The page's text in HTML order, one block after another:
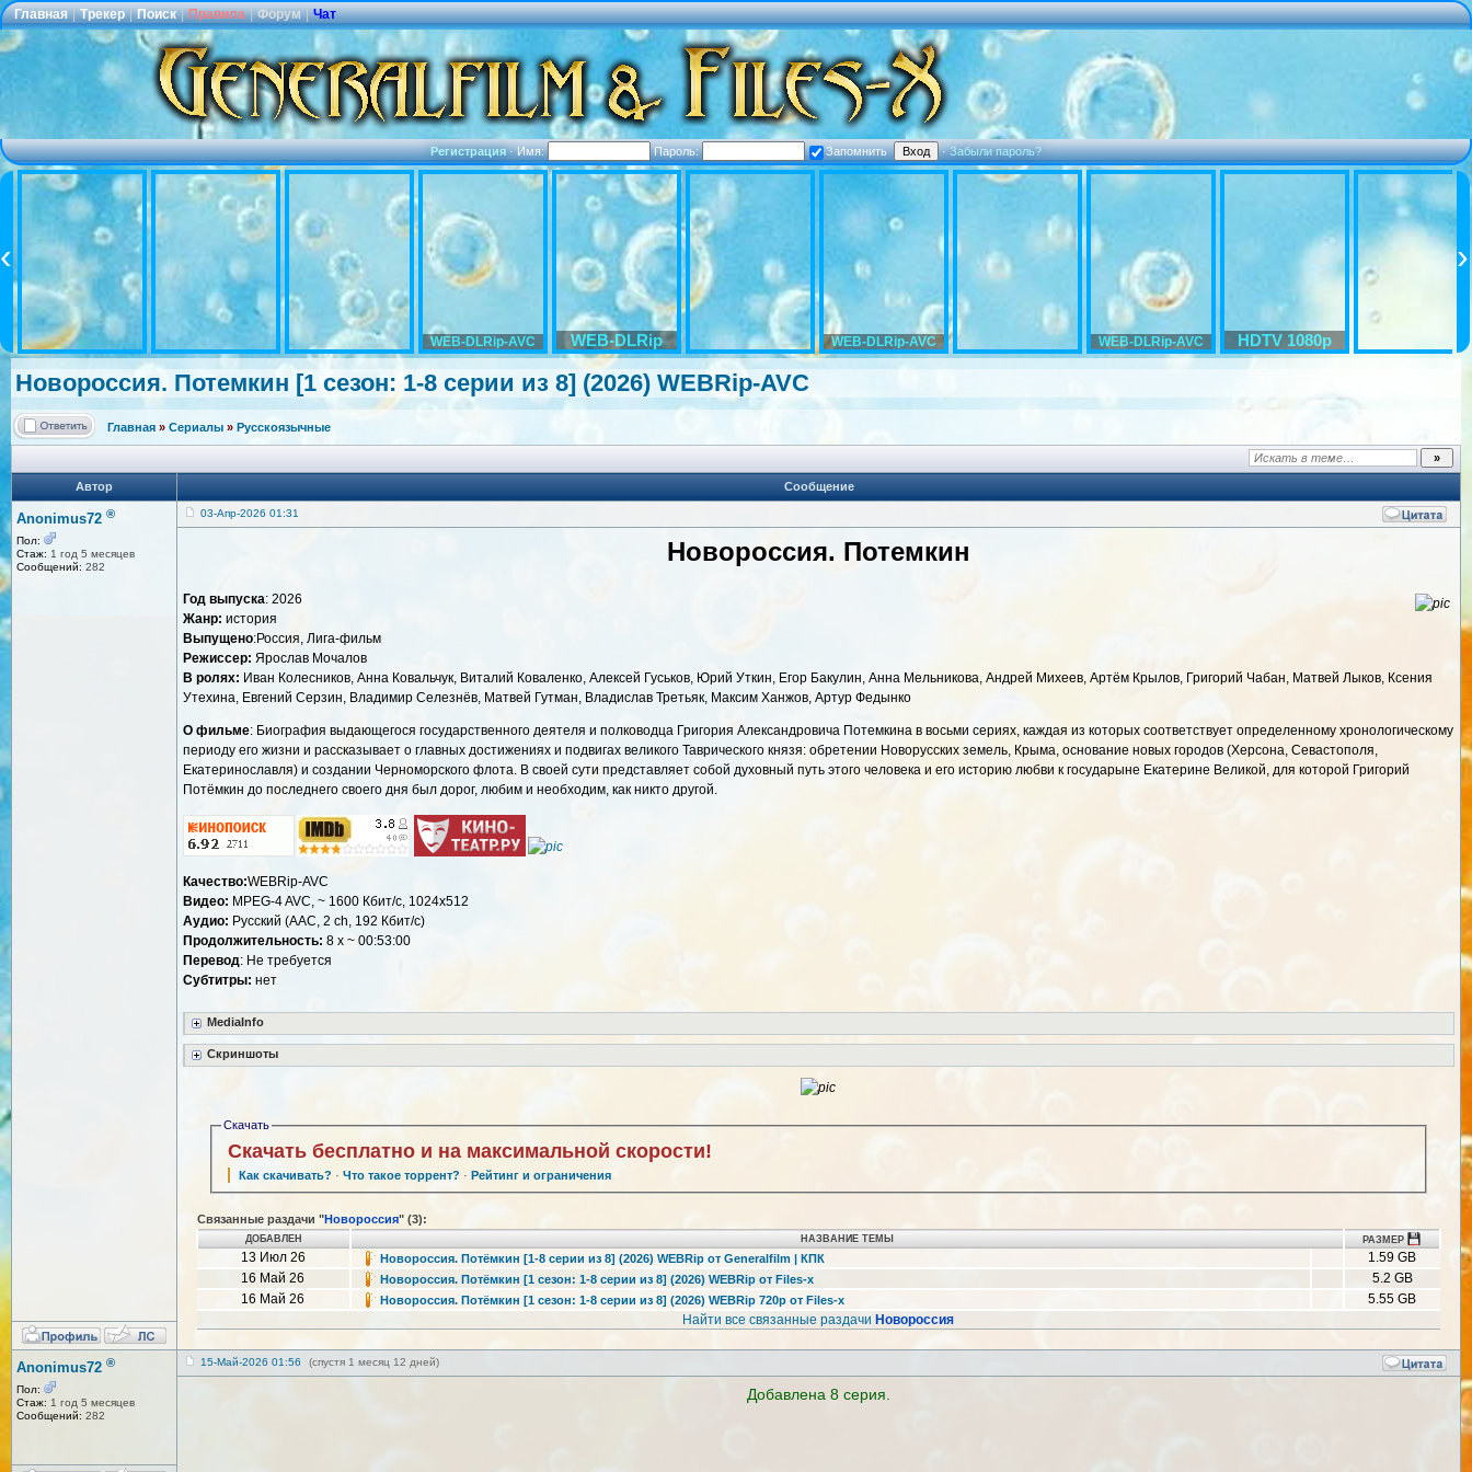
Главная | Трекер | Поиск | Правила | Форум | Чат
Регистрация·Имя: Пароль: Запомнить ·Забыли пароль?
WEB-DLRip-AVC WEB-DLRip WEB-DLRip-AVC WEB-DLRip-AVC HDTV 1080p
Новороссия. Потемкин [1 сезон: 1-8 серии из 8] (2026) WEBRip-AVC
Главная » Сериалы » Русскоязычные
Автор Сообщение
Anonimus72 ®
Пол:
Стаж: 1 год 5 месяцев
Сообщений: 282
03-Апр-2026 01:31
Новороссия. Потемкин
Год выпуска: 2026
Жанр: история
Выпущено:Россия, Лига-фильм
Режиссер: Ярослав Мочалов
В ролях: Иван Колесников, Анна Ковальчук, Виталий Коваленко, Алексей Гуськов, Юрий Уткин, Егор Бакулин, Анна Мельникова, Андрей Михеев, Артём Крылов, Григорий Чабан, Матвей Лыков, Ксения
Утехина, Евгений Серзин, Владимир Селезнёв, Матвей Гутман, Владислав Третьяк, Максим Ханжов, Артур Федынко
О фильме: Биография выдающегося государственного деятеля и полководца Григория Александровича Потемкина в восьми сериях, каждая из которых соответствует определенному хронологическому
периоду его жизни и рассказывает о главных достижениях и подвигах великого Таврического князя: обретении Новорусских земель, Крыма, основание новых городов (Херсона, Севастополя,
Екатеринославля) и создании Черноморского флота. В своей сути представляет собой духовный путь этого человека и его историю любви к государыне Екатерине Великой, для которой Григорий
Потёмкин до последнего своего дня был дорог, любим и необходим, как никто другой.
Качество:WEBRip-AVC
Видео: MPEG-4 AVC, ~ 1600 Кбит/с, 1024х512
Аудио: Русский (AAC, 2 ch, 192 Кбит/с)
Продолжительность: 8 x ~ 00:53:00
Перевод: Не требуется
Субтитры: нет
MediaInfo
Скриншоты
Скачать
Скачать бесплатно и на максимальной скорости!
Как скачивать? ·Что такое торрент? · Рейтинг и ограничения
Связанные раздачи "Новороссия" (3):
ДОБАВЛЕН НАЗВАНИЕ ТЕМЫ РАЗМЕР
13 Июл 26 Новороссия. Потёмкин [1-8 серии из 8] (2026) WEBRip от Generalfilm | КПК
1.59 GB
16 Май 26
Новороссия. Потёмкин [1 сезон: 1-8 серии из 8] (2026) WEBRip от Files-x
5.2 GB
16 Май 26
Новороссия. Потёмкин [1 сезон: 1-8 серии из 8] (2026) WEBRip 720p от Files-x
5.55 GB
Найти все связанные раздачи Новороссия
Anonimus72 ®
Пол:
Стаж: 1 год 5 месяцев
Сообщений: 282
15-Май-2026 01:56 (спустя 1 месяц 12 дней)
Добавлена 8 серия.